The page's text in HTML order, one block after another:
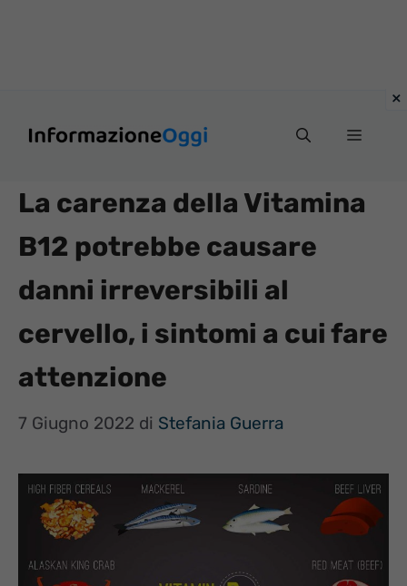
Menu
La carenza della Vitamina
B12 potrebbe causare
danni irreversibili al
cervello, i sintomi a cui fare
attenzione
7 Giugno 2022 di Stefania Guerra